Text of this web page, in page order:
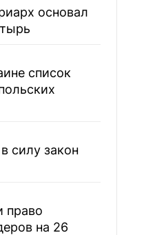
основал
список
силу закон
право
на 26